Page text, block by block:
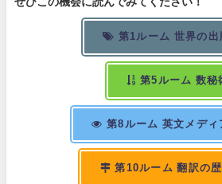
第1ルーム 世界の出
第5ルーム 数秘
第8ルーム 英文メディ
第10ルーム 翻訳の